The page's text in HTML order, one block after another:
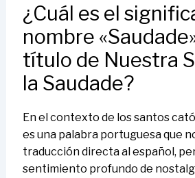
¿Cuál es el
nombre
título de Nuestra
la Saudade?
En el contexto de los santos
es una palabra portuguesa que
traducción directa al español,
sentimiento profundo de